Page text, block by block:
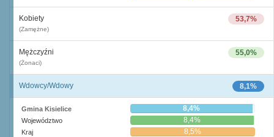
53,7%
Kobiety
(Zamężne)
55,0%
Mężczyźni
(Żonaci)
8,1%
Wdowcy/Wdowy
Gmina Kisielice 8,4%
Województwo 8,4%
Kraj 8,5%